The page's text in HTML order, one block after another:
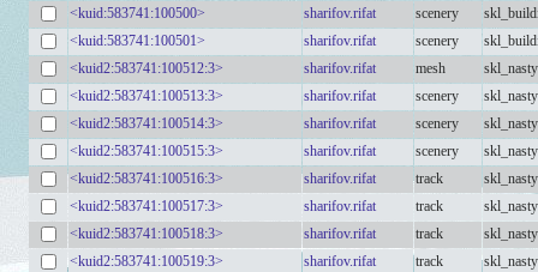
<kuid:583741:100500>
sharifov.rifat scenery
<kuid:583741:100501>
sharifov.rifat scenery
<kuid2:583741:100512:3>
sharifov.rifat mesh
<kuid2:583741:100513:3>
sharifov.rifat scenery
<kuid2:583741:100514:3>
sharifov.rifat scenery
<kuid2:583741:100515:3>
sharifov.rifat scenery
<kuid2:583741:100516:3>
sharifov.rifat track
<kuid2:583741:100517:3>
sharifov.rifat track
<kuid2:583741:100518:3>
sharifov.rifat track
<kuid2:583741:100519:3>
sharifov.rifat track